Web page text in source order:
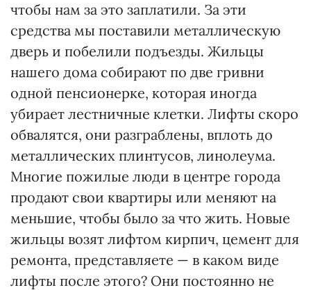
чтобы нам за это заплатили. За эти
средства мы поставили металлическую
дверь и побелили подъезды. Жильцы
нашего дома собирают по две гривни
одной пенсионерке, которая иногда
убирает лестничные клетки. Лифты скоро
обвалятся, они разграблены, вплоть до
металлических плинтусов, линолеума.
Многие пожилые люди в центре города
продают свои квартиры или меняют на
меньшие, чтобы было за что жить. Новые
жильцы возят лифтом кирпич, цемент для
ремонта, представляете — в каком виде
лифты после этого? Они постоянно не